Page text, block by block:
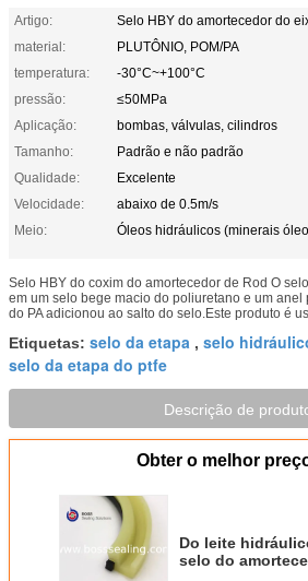
Artigo:
Selo HBY do amortecedor do
material:
PLUTÔNIO, POM/PA
temperatura:
-30°C~+100°C
pressão:
≤50MPa
Aplicação:
bombas, válvulas, cilindros
Tamanho:
Padrão e não padrão
Qualidade:
Excelente
Velocidade:
abaixo de 0.5m/s
Meio:
Óleos hidráulicos (minerais
Selo HBY do coxim do amortecedor de Rod O
em um selo bege macio do poliuretano e um anel
do PA adicionou ao salto do selo.Este produto é
Etiquetas: selo da etapa , selo
selo da etapa do ptfe
Descrição de
Obter o melhor
Do leite
selo do